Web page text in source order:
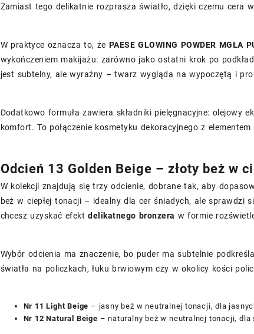
Zamiast tego delikatnie rozprasza światło, dzięki czemu cera
W praktyce oznacza to, że PAESE GLOWING POWDER MGŁA
wykończeniem makijażu: zarówno jako ostatni krok po
jest subtelny, ale wyraźny – twarz wygląda na wypoczętą i
Dodatkowo formuła zawiera składniki pielęgnacyjne:
komfort. To połączenie kosmetyku dekoracyjnego z
Odcień 13 Golden Beige – złoty beż w
W kolekcji znajdują się trzy odcienie, dobrane tak, aby
beż w ciepłej tonacji – idealny dla cer śniadych, ale sprawdzi
chcesz uzyskać efektdelikatnego bronzera w formie
Wybór odcienia ma znaczenie, bo puder ma subtelnie
światła na policzkach, łuku brwiowym czy w okolicy kości
Nr 11 Light Beige – jasny beż w neutralnej tonacji, dla
Nr 12 Natural Beige – naturalny beż w neutralnej tonacji, dla